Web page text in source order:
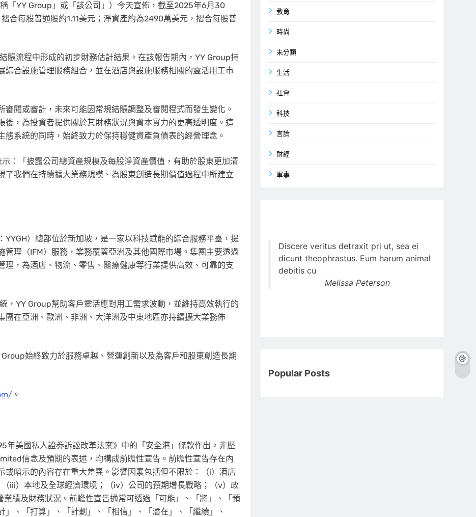
「YY Group」或「該公司」）今天宣佈，截至2025年6月30
合每股普通股約1.11美元；淨資產約為2490萬美元，摺合每股普
賬流程中形成的初步財務估計結果。在該報告期內，YY Group持
合設施管理服務組合，並在酒店與設施服務相關的靈活用工市
閱或審計，未來可能因常規結賬調整及審閱程式而發生變化。
，為投資者提供關於其財務狀況與資本實力的更高透明度。這
系統的同時，始終致力於保持穩健資產負債表的經營理念。
：「披露公司總資產規模及每股淨資產價值，有助於股東更加清
我們在持續擴大業務規模、為股東創造長期價值過程中所建立
）總部位於新加坡，是一家以科技賦能的綜合服務平臺，提
理（IFM）服務，業務覆蓋亞洲及其他國際市場。集團主要透過
，為酒店、物流、零售、醫療健康等行業提供高效、可靠的支
，YY Group幫助客戶靈活應對用工需求波動，並維持高效執行的
團在亞洲、歐洲、非洲、大洋洲及中東地區亦持續擴大業務佈
始終致力於服務卓越、營運創新以及為客戶和股東創造長期
。
年美國私人證券訴訟改革法案》中的「安全港」條款作出。非歷
信念及預期的表述，均構成前瞻性宣告。前瞻性宣告存在內
暗示的內容存在重大差異。影響因素包括但不限於：（i）酒店
iii）本地及全球經濟環境；（iv）公司的預期增長戰略；（v）政
績及財務狀況。前瞻性宣告通常可透過「可能」、「將」、「預
、「打算」、「計劃」、「相信」、「潛在」、「繼續」、
教育
時尚
未分類
生活
社會
科技
言論
財經
軍事
Discere veritus detraxit pri ut, sea ei
dicunt theophrastus. Eum harum animal
debitis cu
Melissa Peterson
Popular Posts